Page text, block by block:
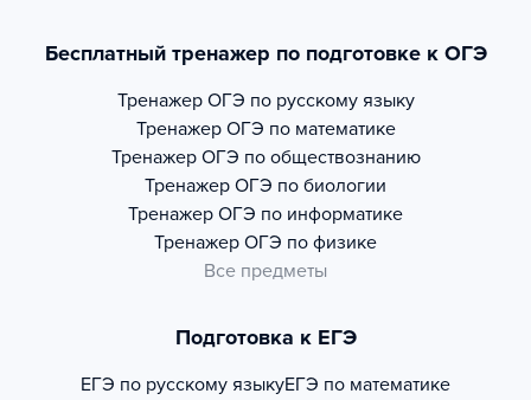
Бесплатный тренажер по подготовке к ОГЭ
Тренажер ОГЭ по русскому языку
Тренажер ОГЭ по математике
Тренажер ОГЭ по обществознанию
Тренажер ОГЭ по биологии
Тренажер ОГЭ по информатике
Тренажер ОГЭ по физике
Все предметы
Подготовка к ЕГЭ
ЕГЭ по русскому языкуЕГЭ по математике